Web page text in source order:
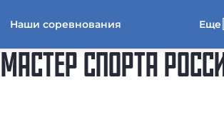
Наши соревнования
СПОРТА